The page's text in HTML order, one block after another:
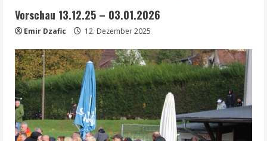
Vorschau 13.12.25 – 03.01.2026
Emir Dzafic 12. Dezember 2025